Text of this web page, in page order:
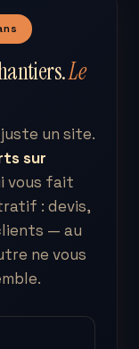
Le
un site.
sur
vous fait
: devis,
— au
ne vous